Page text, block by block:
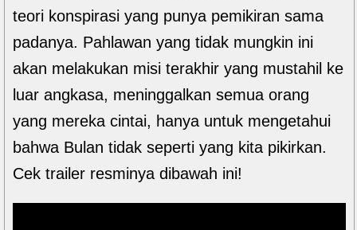
teori konspirasi yang punya pemikiran sama
padanya. Pahlawan yang tidak mungkin ini
akan melakukan misi terakhir yang mustahil ke
luar angkasa, meninggalkan semua orang
yang mereka cintai, hanya untuk mengetahui
bahwa Bulan tidak seperti yang kita pikirkan.
Cek trailer resminya dibawah ini!